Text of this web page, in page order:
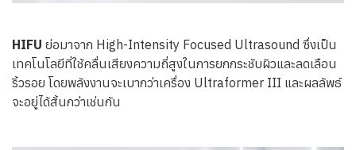
HIFU ย่อมาจาก High-Intensity Focused Ultrasound ซึ่งเป็น
เทคโนโลยีที่ใช้คลื่นเสียงความถี่สูงในการยกกระชับผิวและลดเลือน
ริ้วรอย โดยพลังงานจะเบากว่าเครื่อง Ultraformer III และผลลัพธ์
จะอยู่ได้สั้นกว่าเช่นกัน